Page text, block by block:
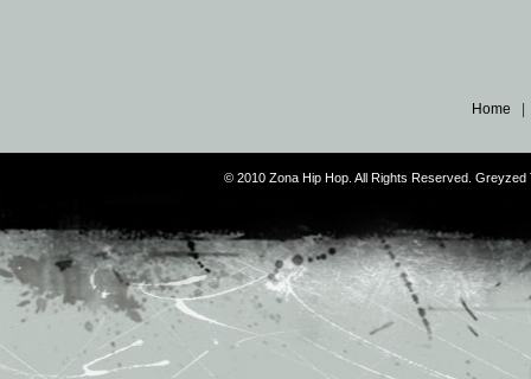
Home
© 2010 Zona Hip Hop. All Rights Reserved.